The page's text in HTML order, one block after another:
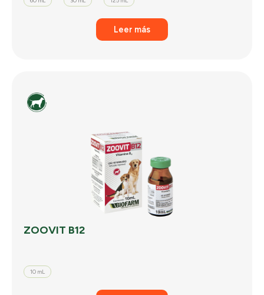
Leer más
ZOOVIT B12
10 mL